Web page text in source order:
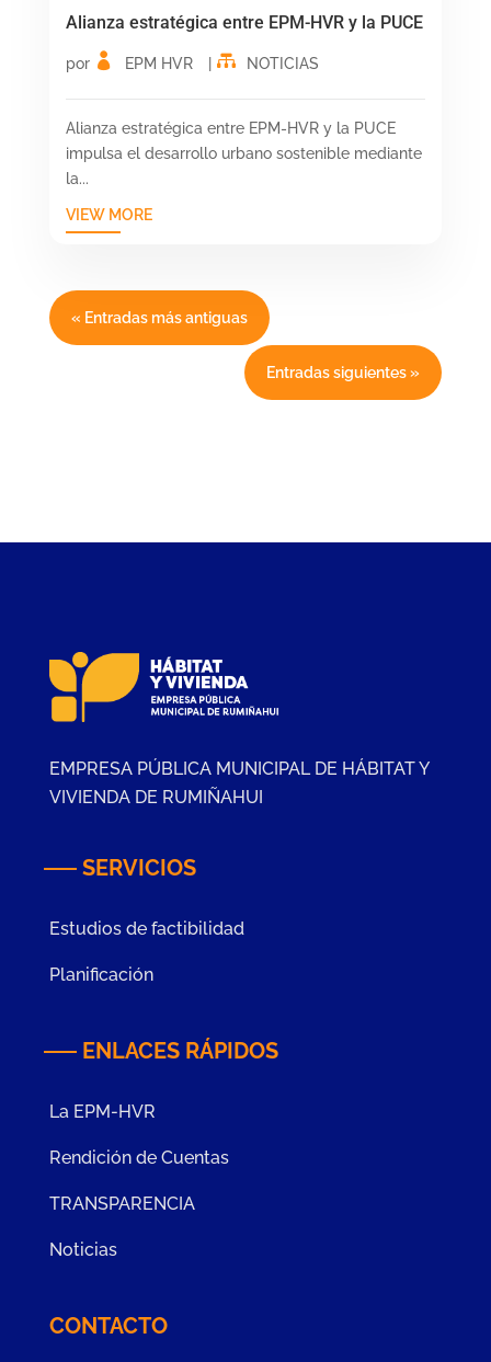
Alianza estratégica entre EPM-HVR y la PUCE
por EPM HVR NOTICIAS
Alianza estratégica entre EPM-HVR y la PUCE
impulsa el desarrollo urbano sostenible mediante
la...
VIEW MORE
« Entradas más antiguas
Entradas siguientes »
EMPRESA PÚBLICA MUNICIPAL DE HÁBITAT Y
VIVIENDA DE RUMIÑAHUI
SERVICIOS
Estudios de factibilidad
Planificación
ENLACES RÁPIDOS
La EPM-HVR
Rendición de Cuentas
TRANSPARENCIA
Noticias
CONTACTO